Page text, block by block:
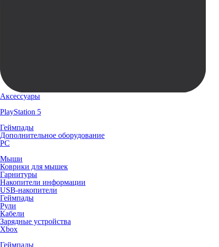
Аксессуары
PlayStation 5
Геймпады
Дополнительное оборудование
PC
Мыши
Коврики для мышек
Гарнитуры
Накопители информации
USB-накопители
Геймпады
Рули
Кабели
Зарядные устройства
Xbox
Геймпады